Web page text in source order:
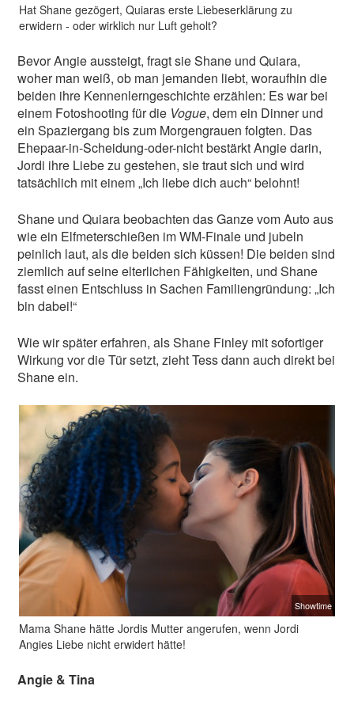
Hat Shane gezögert, Quiaras erste Liebeserklärung zu
erwidern - oder wirklich nur Luft geholt?
Bevor Angie aussteigt, fragt sie Shane und Quiara,
woher man weiß, ob man jemanden liebt, woraufhin die
beiden ihre Kennenlerngeschichte erzählen: Es war bei
einem Fotoshooting für die Vogue, dem ein Dinner und
ein Spaziergang bis zum Morgengrauen folgten. Das
Ehepaar-in-Scheidung-oder-nicht bestärkt Angie darin,
Jordi ihre Liebe zu gestehen, sie traut sich und wird
tatsächlich mit einem „Ich liebe dich auch“ belohnt!
Shane und Quiara beobachten das Ganze vom Auto aus
wie ein Elfmeterschießen im WM-Finale und jubeln
peinlich laut, als die beiden sich küssen! Die beiden sind
ziemlich auf seine elterlichen Fähigkeiten, und Shane
fasst einen Entschluss in Sachen Familiengründung: „Ich
bin dabei!“
Wie wir später erfahren, als Shane Finley mit sofortiger
Wirkung vor die Tür setzt, zieht Tess dann auch direkt bei
Shane ein.
Showtime
Mama Shane hätte Jordis Mutter angerufen, wenn Jordi
Angies Liebe nicht erwidert hätte!
Angie & Tina